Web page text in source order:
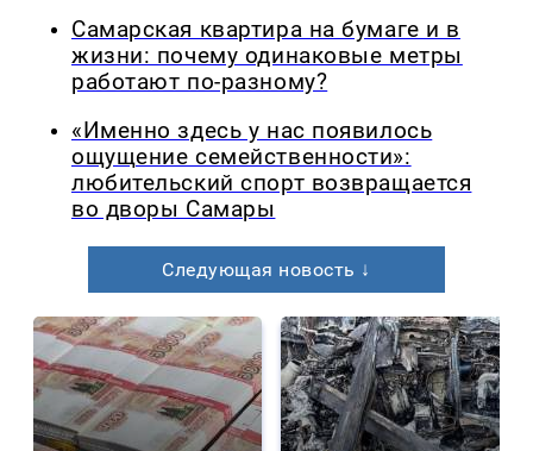
Самарская квартира на бумаге и в
жизни: почему одинаковые метры
работают по-разному?
«Именно здесь у нас появилось
ощущение семейственности»:
любительский спорт возвращается
во дворы Самары
Следующая новость ↓